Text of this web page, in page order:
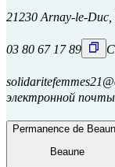
21230 Arnay-le-Duc,
03 80 67 17 89
электронной почты
Permanence de
Beaune